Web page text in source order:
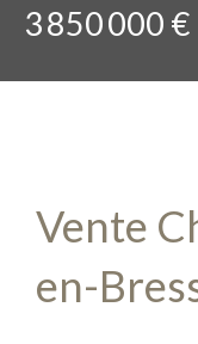
3 850 000 €
Vente
en-